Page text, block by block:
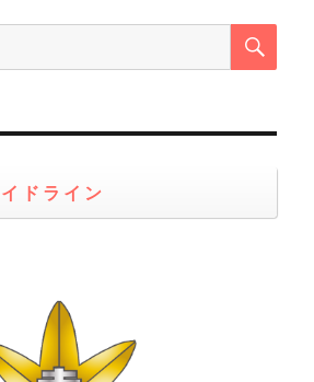
検
ドライン